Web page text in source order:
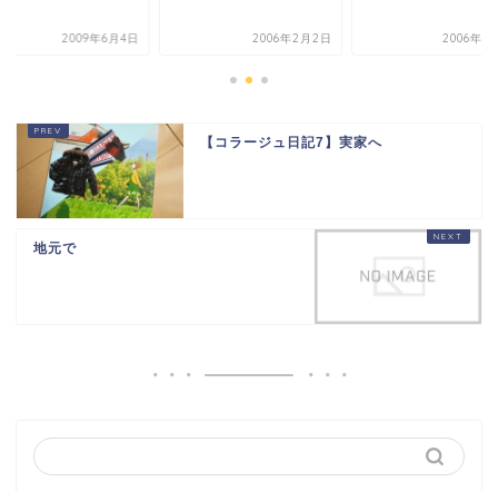
2009年6月4日 2006年2月2日 2006年8
【コラージュ日記7】実家へ
地元で